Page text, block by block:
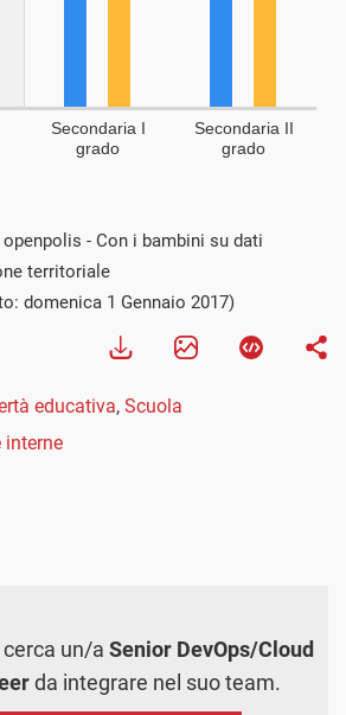
- Con i bambini su dati
territoriale
domenica 1 Gennaio 2017)
educativa, Scuola
interne
cerca un/a Senior DevOps/Cloud
da integrare nel suo team.